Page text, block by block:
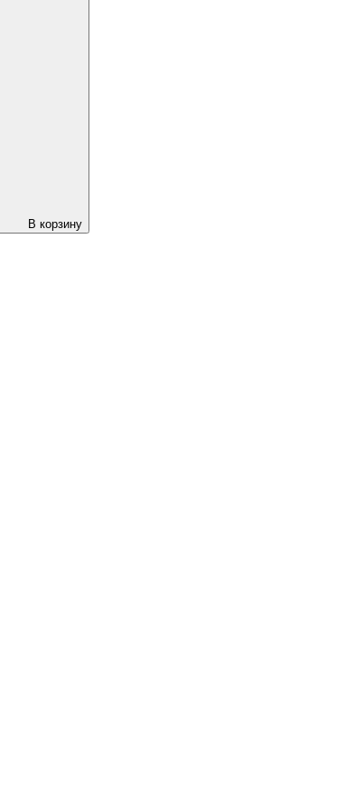
В корзину